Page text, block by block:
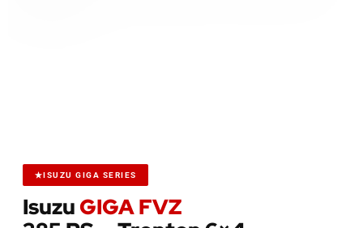
ISUZU GIGA SERIES
IsuzuGIGA FVZ